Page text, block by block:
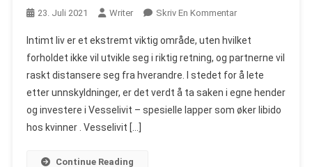
23. Juli 2021 Writer Skriv En KommentarOn
–
Anmeldelser,
Ingredienser,
Dosering,
Handling,
Intimt liv er et ekstremt viktig område, uten hvilket
forholdet ikke vil utvikle seg i riktig retning, og partnerne vil
raskt distansere seg fra hverandre. I stedet for å lete
etter unnskyldninger, er det verdt å ta saken i egne hender
og investere i Vesselivit – spesielle lapper som øker libido
hos kvinner . Vesselivit […]
Continue Reading